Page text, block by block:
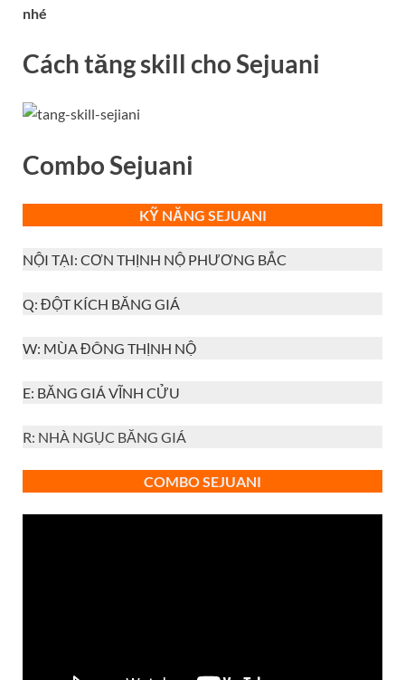
nhé
Cách tăng skill choSejuani
ComboSejuani
KỸ NĂNG SEJUANI
NỘI TẠI: CƠN THỊNH NỘ PHƯƠNG BẮC
Q: ĐỘT KÍCH BĂNG GIÁ
W: MÙA ĐÔNG THỊNH NỘ
E: BĂNG GIÁ VĨNH CỬU
R: NHÀ NGỤC BĂNG GIÁ
COMBO SEJUANI